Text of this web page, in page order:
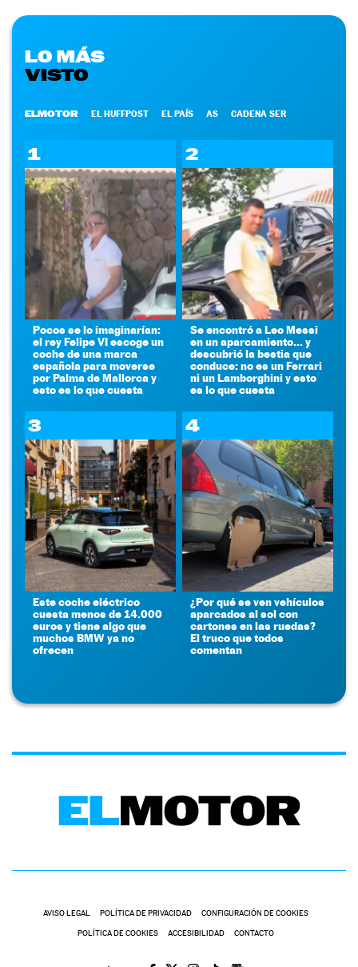
LO MÁS
VISTO
ELMOTOR EL HUFFPOST EL PAÍS AS CADENA SER
1
Pocos se lo imaginarían:
el rey Felipe VI escoge un
coche de una marca
española para moverse
por Palma de Mallorca y
esto es lo que cuesta
2
Se encontró a Leo Messi
en un aparcamiento... y
descubrió la bestia que
conduce: no es un Ferrari
ni un Lamborghini y esto
es lo que cuesta
3
Este coche eléctrico
cuesta menos de 14.000
euros y tiene algo que
muchos BMW ya no
ofrecen
4
¿Por qué se ven vehículos
aparcados al sol con
cartones en las ruedas?
El truco que todos
comentan
AVISO LEGAL POLÍTICA DE PRIVACIDAD CONFIGURACIÓN DE COOKIES
POLÍTICA DE COOKIES ACCESIBILIDAD CONTACTO